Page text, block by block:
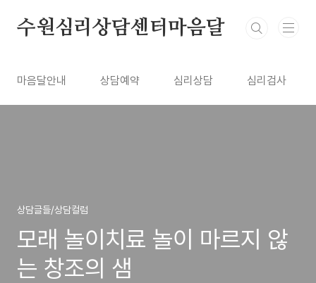
수원심리상담센터마음달
마음달안내 상담예약 심리상담 심리검사
상담글들/상담컬럼
모래 놀이치료 놀이 마르지 않
는 창조의 샘